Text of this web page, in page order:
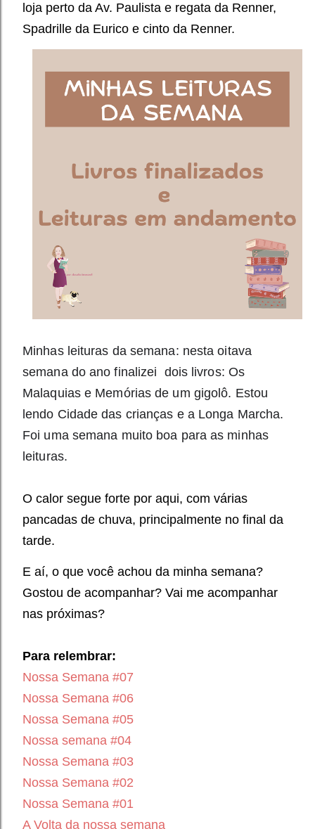
loja perto da Av. Paulista e regata da Renner,
Spadrille da Eurico e cinto da Renner.
Minhas leituras da semana: nesta oitava
semana do ano finalizei  dois livros: Os
Malaquias e Memórias de um gigolô. Estou
lendo Cidade das crianças e a Longa Marcha.
Foi uma semana muito boa para as minhas
leituras.
O calor segue forte por aqui, com várias
pancadas de chuva, principalmente no final da
tarde.
E aí, o que você achou da minha semana?
Gostou de acompanhar? Vai me acompanhar
nas próximas?
Para relembrar:
Nossa Semana #07
Nossa Semana #06
Nossa Semana #05
Nossa semana #04
Nossa Semana #03
Nossa Semana #02
Nossa Semana #01
A Volta da nossa semana